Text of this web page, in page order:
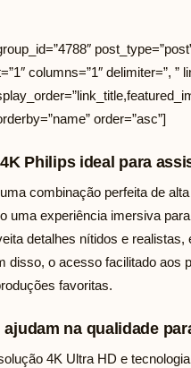
columns=”1″ delimiter=”, ”
order=”asc”]
Philips ideal para
combinação perfeita de
uma experiência imersiva
detalhes nítidos e
disso, o acesso facilitado aos
favoritas.
na qualidade
4K Ultra HD e